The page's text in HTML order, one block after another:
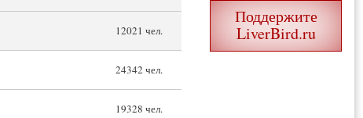
12021 чел.
24342 чел.
19328 чел.
Поддержите
LiverBird.ru